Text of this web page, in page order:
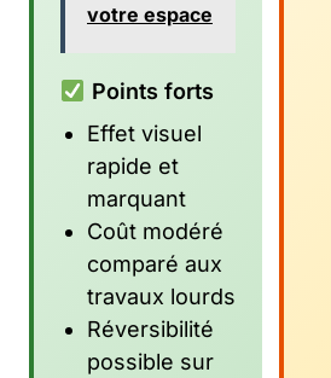
votre espace
Points forts
Effet visuel
rapide et
marquant
Coût modéré
comparé aux
travaux lourds
Réversibilité
possible sur